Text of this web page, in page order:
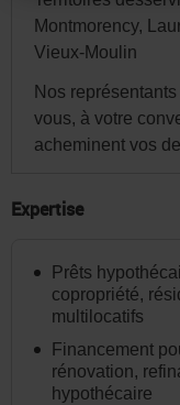
Montmorency,
Vieux-Moulin
Nos
vous, à votre
acheminent vos
Expertise
Prêts
copropriété,
multilocatifs
Financement
rénovation,
hypothécaire